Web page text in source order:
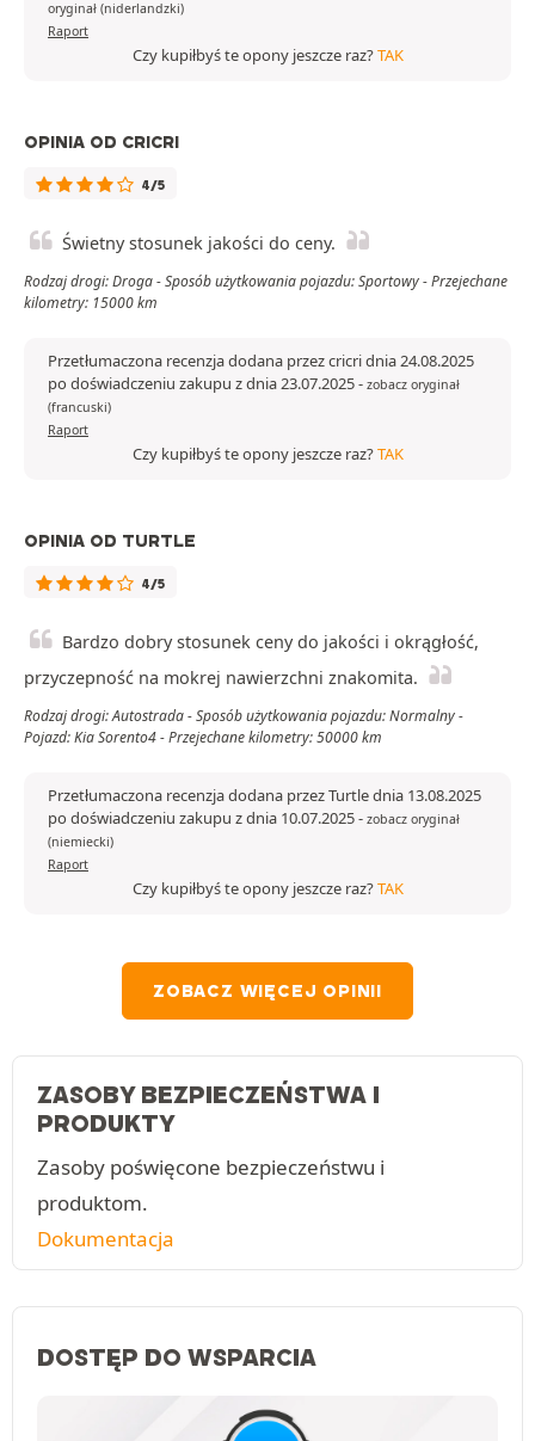
oryginał (niderlandzki)
Raport
Czy kupiłbyś te opony jeszcze raz?TAK
OPINIA OD CRICRI
4/5
Świetny stosunek jakości do ceny.
Rodzaj drogi: Droga - Sposób użytkowania pojazdu: Sportowy - Przejechane
kilometry: 15000 km
Przetłumaczona recenzja dodana przez cricri dnia 24.08.2025
po doświadczeniu zakupu z dnia 23.07.2025- zobacz oryginał
(francuski)
Raport
Czy kupiłbyś te opony jeszcze raz?TAK
OPINIA OD TURTLE
4/5
Bardzo dobry stosunek ceny do jakości i okrągłość,
przyczepność na mokrej nawierzchni znakomita.
Rodzaj drogi: Autostrada - Sposób użytkowania pojazdu: Normalny -
Pojazd: Kia Sorento4 - Przejechane kilometry: 50000 km
Przetłumaczona recenzja dodana przez Turtle dnia 13.08.2025
po doświadczeniu zakupu z dnia 10.07.2025- zobacz oryginał
(niemiecki)
Raport
Czy kupiłbyś te opony jeszcze raz?TAK
ZOBACZ WIĘCEJ OPINII
ZASOBY BEZPIECZEŃSTWA I
PRODUKTY
Zasoby poświęcone bezpieczeństwu i
produktom.
Dokumentacja
DOSTĘP DO WSPARCIA